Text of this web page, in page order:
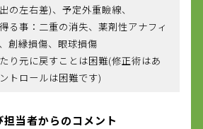
の左右差)、予定外重瞼線、
る事：二重の消失、薬剤性アナフィ
創縁損傷、眼球損傷
り元に戻すことは困難(修正術はあ
トロールは困難です)
当者からのコメント